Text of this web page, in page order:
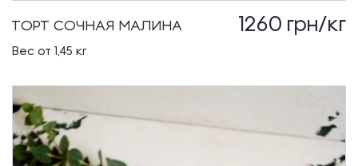
ТОРТ СОЧНАЯ МАЛИНА 1260 грн/кг
Вес от 1,45 кг